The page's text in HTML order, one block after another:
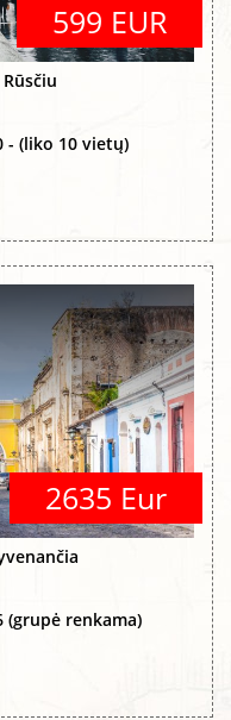
599 EUR
- (liko 10 vietų)
2635 Eur
(grupė renkama)